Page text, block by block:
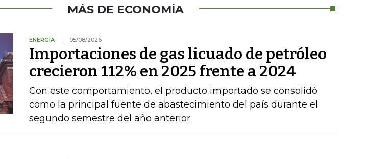
MÁS DE ECONOMÍA
ENERGÍA 05/08/2026
Importaciones de gas licuado de petróleo
crecieron 112% en 2025 frente a 2024
Con este comportamiento, el producto importado se consolidó
como la principal fuente de abastecimiento del país durante el
segundo semestre del año anterior